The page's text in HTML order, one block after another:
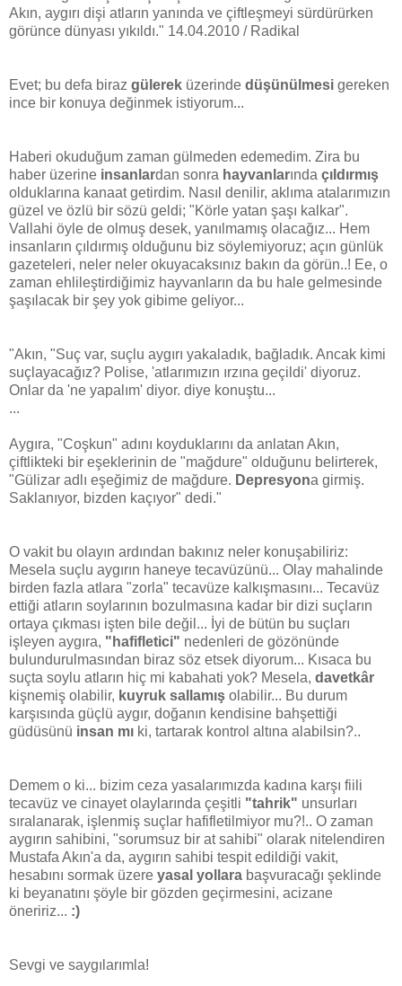
Akın, aygırı dişi atların yanında ve çiftleşmeyi sürdürürken
görünce dünyası yıkıldı." 14.04.2010 / Radikal
Evet; bu defa biraz gülerek üzerinde düşünülmesi gereken
ince bir konuya değinmek istiyorum...
Haberi okuduğum zaman gülmeden edemedim. Zira bu
haber üzerine insanlardan sonra hayvanlarında çıldırmış
olduklarına kanaat getirdim. Nasıl denilir, aklıma atalarımızın
güzel ve özlü bir sözü geldi; "Körle yatan şaşı kalkar".
Vallahi öyle de olmuş desek, yanılmamış olacağız... Hem
insanların çıldırmış olduğunu biz söylemiyoruz; açın günlük
gazeteleri, neler neler okuyacaksınız bakın da görün..! Ee, o
zaman ehlileştirdiğimiz hayvanların da bu hale gelmesinde
şaşılacak bir şey yok gibime geliyor...
"Akın, "Suç var, suçlu aygırı yakaladık, bağladık. Ancak kimi
suçlayacağız? Polise, 'atlarımızın ırzına geçildi' diyoruz.
Onlar da 'ne yapalım' diyor. diye konuştu...
...
Aygıra, "Coşkun" adını koyduklarını da anlatan Akın,
çiftlikteki bir eşeklerinin de "mağdure" olduğunu belirterek,
"Gülizar adlı eşeğimiz de mağdure. Depresyona girmiş.
Saklanıyor, bizden kaçıyor" dedi."
O vakit bu olayın ardından bakınız neler konuşabiliriz:
Mesela suçlu aygırın haneye tecavüzünü... Olay mahalinde
birden fazla atlara "zorla" tecavüze kalkışmasını... Tecavüz
ettiği atların soylarının bozulmasına kadar bir dizi suçların
ortaya çıkması işten bile değil... İyi de bütün bu suçları
işleyen aygıra, "hafifletici" nedenleri de gözönünde
bulundurulmasından biraz söz etsek diyorum... Kısaca bu
suçta soylu atların hiç mi kabahati yok? Mesela, davetkâr
kişnemiş olabilir, kuyruk sallamış olabilir... Bu durum
karşısında güçlü aygır, doğanın kendisine bahşettiği
güdüsünü insan mı ki, tartarak kontrol altına alabilsin?..
Demem o ki... bizim ceza yasalarımızda kadına karşı fiili
tecavüz ve cinayet olaylarında çeşitli "tahrik" unsurları
sıralanarak, işlenmiş suçlar hafifletilmiyor mu?!.. O zaman
aygırın sahibini, "sorumsuz bir at sahibi" olarak nitelendiren
Mustafa Akın'a da, aygırın sahibi tespit edildiği vakit,
hesabını sormak üzere yasal yollara başvuracağı şeklinde
ki beyanatını şöyle bir gözden geçirmesini, acizane
öneririz... :)
Sevgi ve saygılarımla!